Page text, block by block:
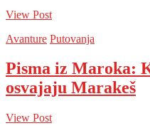
View Post
Avanture Putovanja
Pisma iz Maroka:
osvajaju Marakeš
View Post